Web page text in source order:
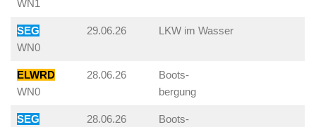
WN1
SEG
WN0
29.06.26 LKW im Wasser
ELWRD
WN0
28.06.26
Boots-
bergung
SEG
28.06.26
Boots-